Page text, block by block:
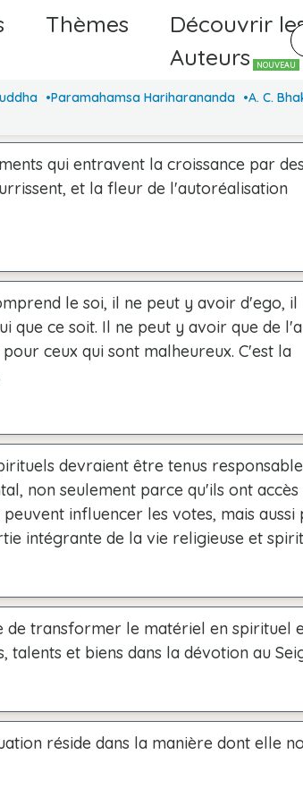
Thèmes
Découvrir
AuteursNOUVEAU
Paramahamsa Hariharananda
A. C.
qui entravent la croissance par des
et la fleur de l'autoréalisation
le soi, il ne peut y avoir d'ego, il
que ce soit. Il ne peut y avoir que de
ceux qui sont malheureux. C'est la
devraient être tenus
non seulement parce qu'ils ont accès
influencer les votes, mais aussi
intégrante de la vie religieuse et
de transformer le matériel en spirituel
talents et biens dans la dévotion au
réside dans la manière dont elle